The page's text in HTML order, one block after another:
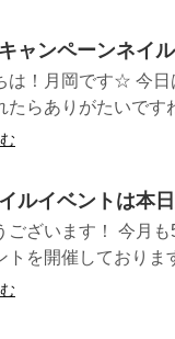
ャンペーンネイ
は！月岡です☆ 今
たらありがたいです
ルイベントは本
ございます！ 今月
トを開催しておりま